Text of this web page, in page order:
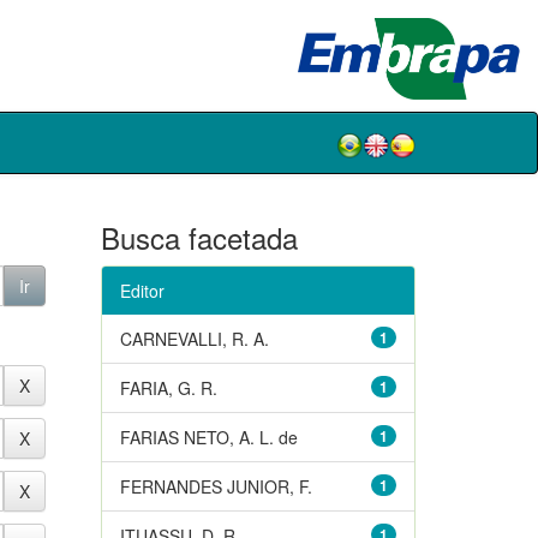
Busca facetada
Editor
1
CARNEVALLI, R. A.
1
FARIA, G. R.
1
FARIAS NETO, A. L. de
1
FERNANDES JUNIOR, F.